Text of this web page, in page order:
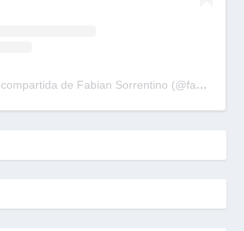
Una publicación compartida de Fabian Sorrentino (@fabiansonria)